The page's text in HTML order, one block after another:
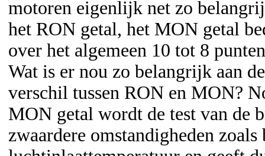
motoren eigenlijk net zo
het RON getal, het MON getal
over het algemeen 10 tot 8
Wat is er nou zo belangrijk aan
verschil tussen RON en MON?
MON getal wordt de test van de
zwaardere omstandigheden